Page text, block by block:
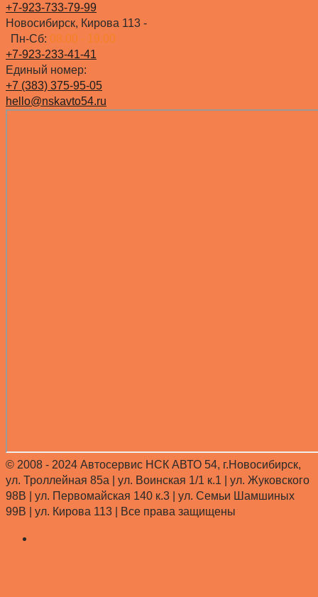
+7-923-733-79-99
Новосибирск, Кирова 113 -
Пн-Сб: 08.00 - 19.00
+7-923-233-41-41
Единый номер:
+7 (383) 375-95-05
hello@nskavto54.ru
© 2008 - 2024 Автосервис НСК АВТО 54, г.Новосибирск,
ул. Троллейная 85а | ул. Воинская 1/1 к.1 | ул. Жуковского
98В | ул. Первомайская 140 к.3 | ул. Семьи Шамшиных
99В | ул. Кирова 113 |
Все права защищены